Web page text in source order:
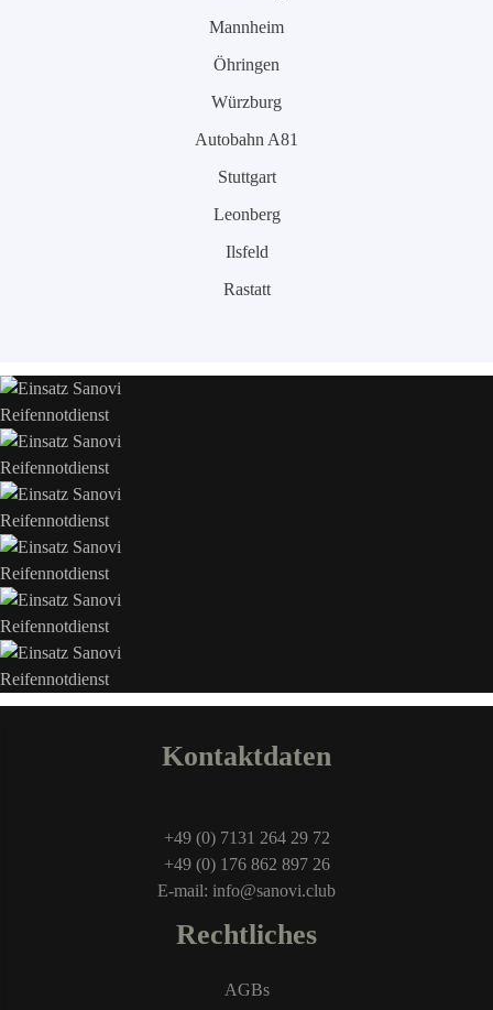
Mannheim
Öhringen
Würzburg
Autobahn A81
Stuttgart
Leonberg
Ilsfeld
Rastatt
Kontaktdaten
+49 (0) 7131 264 29 72
+49 (0) 176 862 897 26
E-mail: info@sanovi.club
Rechtliches
AGBs